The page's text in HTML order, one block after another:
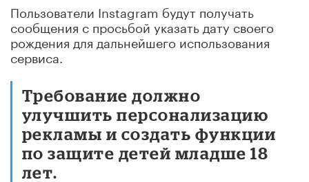
Пользователи Instagram будут получать
сообщения с просьбой указать дату своего
рождения для дальнейшего использования
сервиса.
Требование должно
улучшить персонализацию
рекламы и создать функции
по защите детей младше 18
лет.